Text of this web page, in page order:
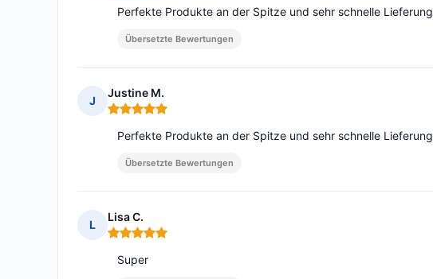
Perfekte Produkte an der Spitze und sehr schnelle Lieferung
Übersetzte Bewertungen
J
Justine M.
Hinweis: 5 von 5
Perfekte Produkte an der Spitze und sehr schnelle Lieferung
Übersetzte Bewertungen
L
Lisa C.
Hinweis: 5 von 5
Super